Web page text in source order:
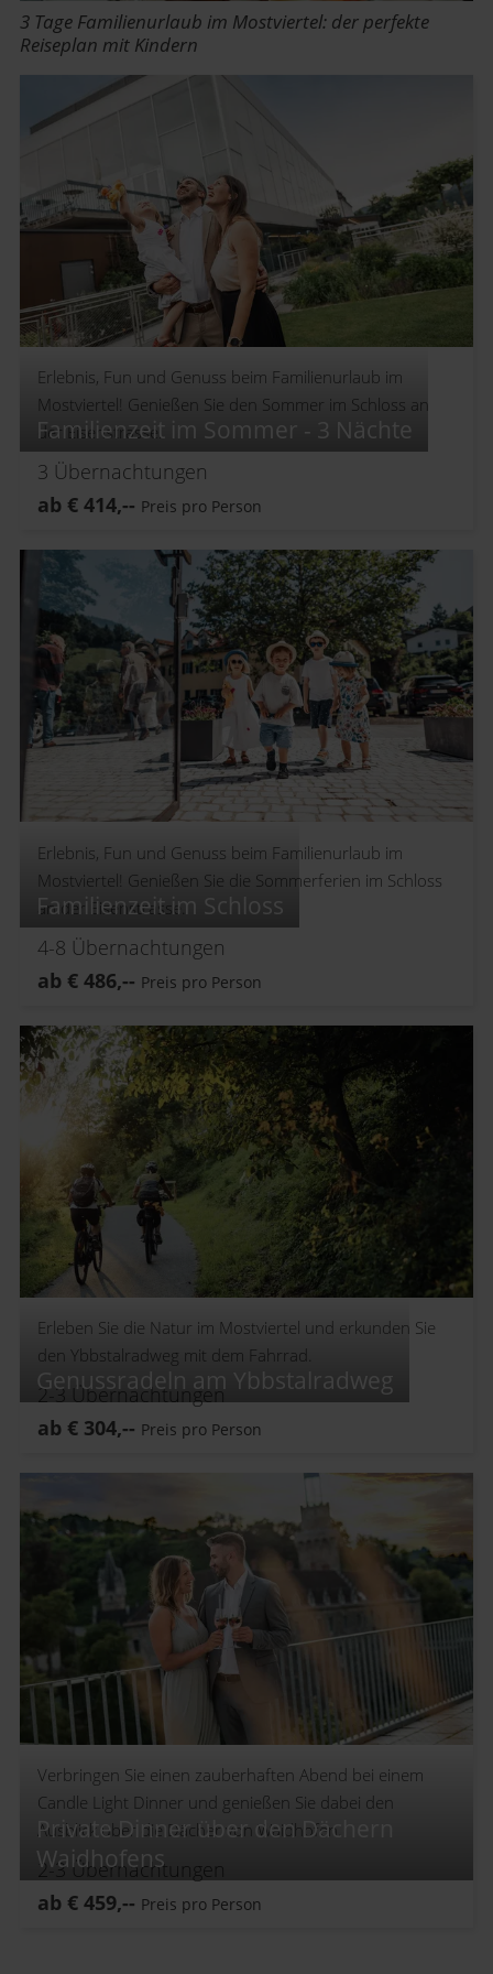
3 Tage Familienurlaub im Mostviertel: der perfekte
Reiseplan mit Kindern
Familienzeit im Sommer - 3 Nächte
Erlebnis, Fun und Genuss beim Familienurlaub im
Mostviertel! Genießen Sie den Sommer im Schloss an
der Eisenstrasse.
3 Übernachtungen
ab € 414,-- Preis pro Person
Familienzeit im Schloss
Erlebnis, Fun und Genuss beim Familienurlaub im
Mostviertel! Genießen Sie die Sommerferien im Schloss
an der Eisenstrasse.
4-8 Übernachtungen
ab € 486,-- Preis pro Person
Genussradeln am Ybbstalradweg
Erleben Sie die Natur im Mostviertel und erkunden Sie
den Ybbstalradweg mit dem Fahrrad.
2-3Übernachtungen
ab € 304,-- Preis pro Person
Private Dinner über den Dächern
Waidhofens
Verbringen Sie einen zauberhaften Abend bei einem
Candle Light Dinner und genießen Sie dabei den
Ausblick über die Dächer von Waidhofen.
2-3Übernachtungen
ab € 459,-- Preis pro Person